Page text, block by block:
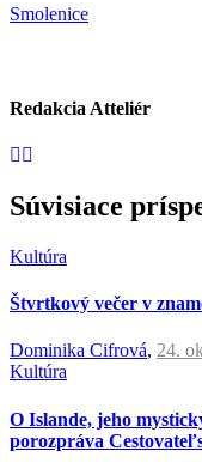
Smolenice
Redakcia Atteliér
Súvisiace
Kultúra
Štvrtkový večer v
Dominika Cifrová, 24.
Kultúra
O Islande, jeho
porozpráva